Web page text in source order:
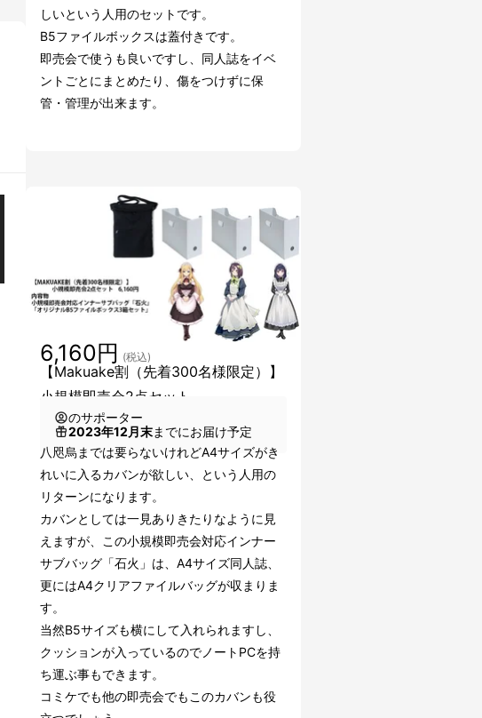
しいという人用のセットです。
B5ファイルボックスは蓋付きです。
即売会で使うも良いですし、同人誌をイベ
ントごとにまとめたり、傷をつけずに保
管・管理が出来ます。
【Makuake割（先着300名様限定）】
小規模即売会2点セット
6,160円 (税込)
のサポーター
2023年12月末までにお届け予定
八咫烏までは要らないけれどA4サイズがき
れいに入るカバンが欲しい、という人用の
リターンになります。
カバンとしては一見ありきたりなように見
えますが、この小規模即売会対応インナー
サブバッグ「石火」は、A4サイズ同人誌、
更にはA4クリアファイルバッグが収まりま
す。
当然B5サイズも横にして入れられますし、
クッションが入っているのでノートPCを持
ち運ぶ事もできます。
コミケでも他の即売会でもこのカバンも役